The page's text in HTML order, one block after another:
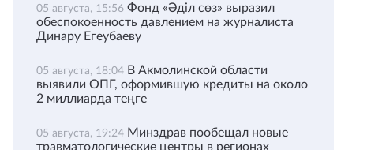
05 августа, 15:56 Фонд «Әділ сөз» выразил
обеспокоенность давлением на журналиста
Динару Егеубаеву
05 августа, 18:04 В Акмолинской области
выявили ОПГ, оформившую кредиты на около
2 миллиарда теңге
05 августа, 19:24 Минздрав пообещал новые
травматологические центры в регионах